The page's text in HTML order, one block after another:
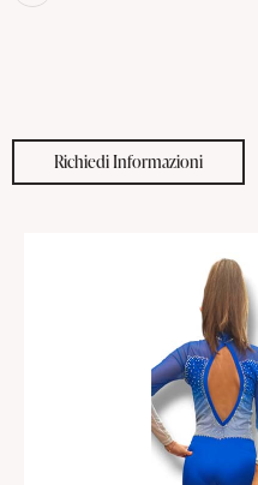
Richiedi Informazioni